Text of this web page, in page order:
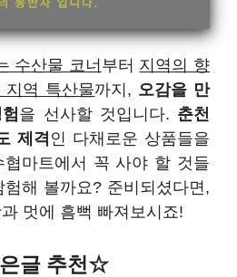
수산물 코너 부터 지역의 향
지역 특산물까지, 오감을 만
을 선사할 것입니다. 춘천
제격 인 다채로운 상품들을
협마트에서 꼭 사야 할 것들
해 볼까요? 준비되셨다면,
멋에 흠뻑 빠져보시죠!
글 추천☆